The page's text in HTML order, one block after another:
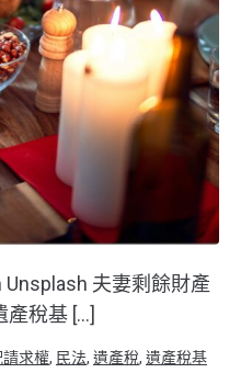
夫妻剩餘財產
產稅基 […]
求權, 民法, 遺產稅, 遺產稅基